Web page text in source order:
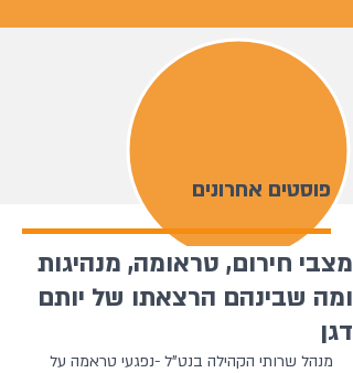
פוסטים אחרונים
מצבי חירום, טראומה, מנהיגות
ומה שבינהם הרצאתו של יותם
דגן
מנהל שרותי הקהילה בנט"ל -נפגעי טראמה על